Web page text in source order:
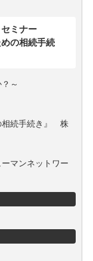
ミナー
の相続手続
～
相続手続き』 株
マンネットワー